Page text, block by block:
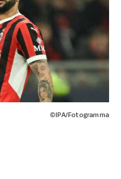
©IPA/Fotogramma